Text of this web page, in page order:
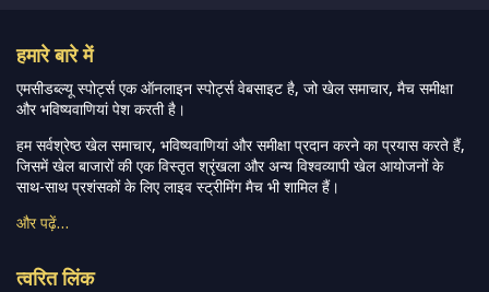
हमारे बारे में
एमसीडब्ल्यू स्पोर्ट्स एक ऑनलाइन स्पोर्ट्स वेबसाइट है, जो खेल समाचार, मैच समीक्षा
और भविष्यवाणियां पेश करती है।
हम सर्वश्रेष्ठ खेल समाचार, भविष्यवाणियां और समीक्षा प्रदान करने का प्रयास करते हैं,
जिसमें खेल बाजारों की एक विस्तृत श्रृंखला और अन्य विश्वव्यापी खेल आयोजनों के
साथ-साथ प्रशंसकों के लिए लाइव स्ट्रीमिंग मैच भी शामिल हैं।
और पढ़ें…
त्वरित लिंक